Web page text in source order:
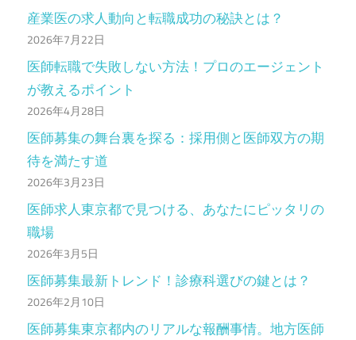
産業医の求人動向と転職成功の秘訣とは？
2026年7月22日
医師転職で失敗しない方法！プロのエージェント
が教えるポイント
2026年4月28日
医師募集の舞台裏を探る：採用側と医師双方の期
待を満たす道
2026年3月23日
医師求人東京都で見つける、あなたにピッタリの
職場
2026年3月5日
医師募集最新トレンド！診療科選びの鍵とは？
2026年2月10日
医師募集東京都内のリアルな報酬事情。地方医師